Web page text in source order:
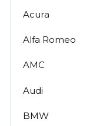
Acura
Alfa Romeo
AMC
Audi
BMW